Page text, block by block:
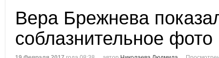
Вера Брежнева
соблазнительное фото